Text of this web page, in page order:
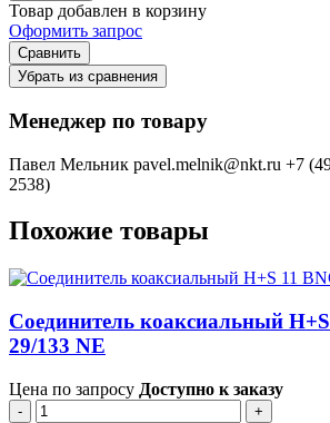
Товар добавлен в корзину
Оформить запрос
Сравнить
Убрать из сравнения
Менеджер по товару
Павел Мельник pavel.melnik@nkt.ru +7
2538)
Похожие товары
Соединитель коаксиальный
29/133 NE
Цена по запросу Доступно к заказу
-
+